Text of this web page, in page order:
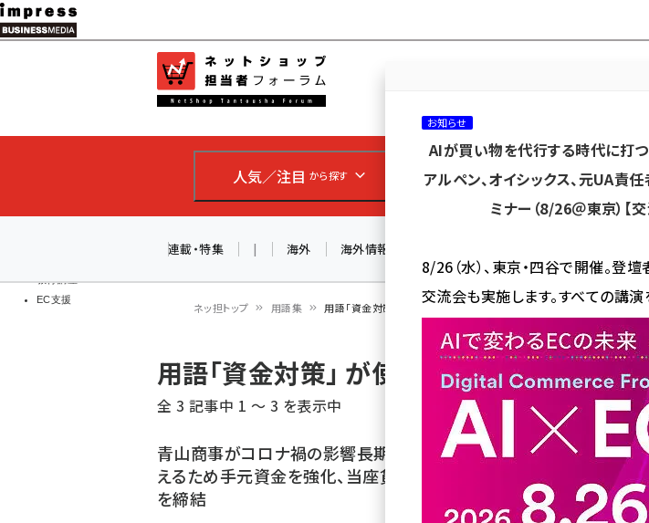
メ
イ
ン
ツ
移
教育講座
EC支援
人気／注目 から探す カテゴリ／種別 から探す セ
連載・特集 | 海外 海外情報
ン
く
ず
ネッ担トップ 用語集 用語「資金対策」 が使われている記事の一覧
用語「資金対策」 が使われている記事の一
全 3 記事中 1 ～ 3 を表示中
青山商事がコロナ禍の影響長期化に備
えるため手元資金を強化、当座貸越契約
を締結
お知らせ
AIが買い物を代行する時代に打つ
アルペン、オイシックス、元UA責
ミナー（8/26＠東京）【
8/26（水）、東京・四谷で開催。登
交流会も実施します。すべての講演